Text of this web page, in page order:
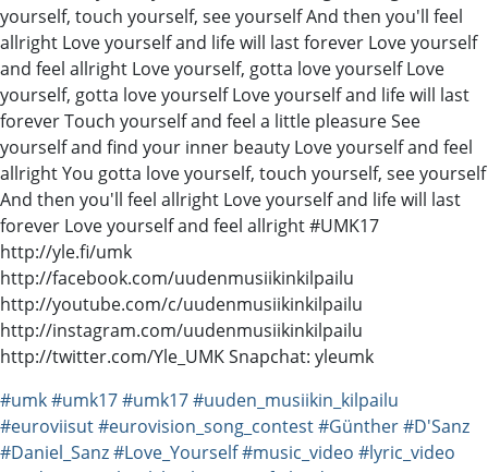
yourself, touch yourself, see yourself And then you'll feel
allright Love yourself and life will last forever Love yourself
and feel allright Love yourself, gotta love yourself Love
yourself, gotta love yourself Love yourself and life will last
forever Touch yourself and feel a little pleasure See
yourself and find your inner beauty Love yourself and feel
allright You gotta love yourself, touch yourself, see yourself
And then you'll feel allright Love yourself and life will last
forever Love yourself and feel allright #UMK17
http://yle.fi/umk
http://facebook.com/uudenmusiikinkilpailu
http://youtube.com/c/uudenmusiikinkilpailu
http://instagram.com/uudenmusiikinkilpailu
http://twitter.com/Yle_UMK Snapchat: yleumk
#umk#umk17#umk17#uuden_musiikin_kilpailu
#euroviisut#eurovision_song_contest#Günther#D'Sanz
#Daniel_Sanz#Love_Yourself#music_video #lyric_video